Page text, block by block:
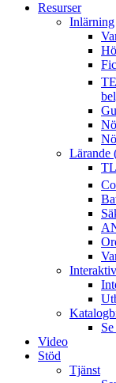
Resurser
Inlärning
Lärande
Video
Stöd
Tjänst